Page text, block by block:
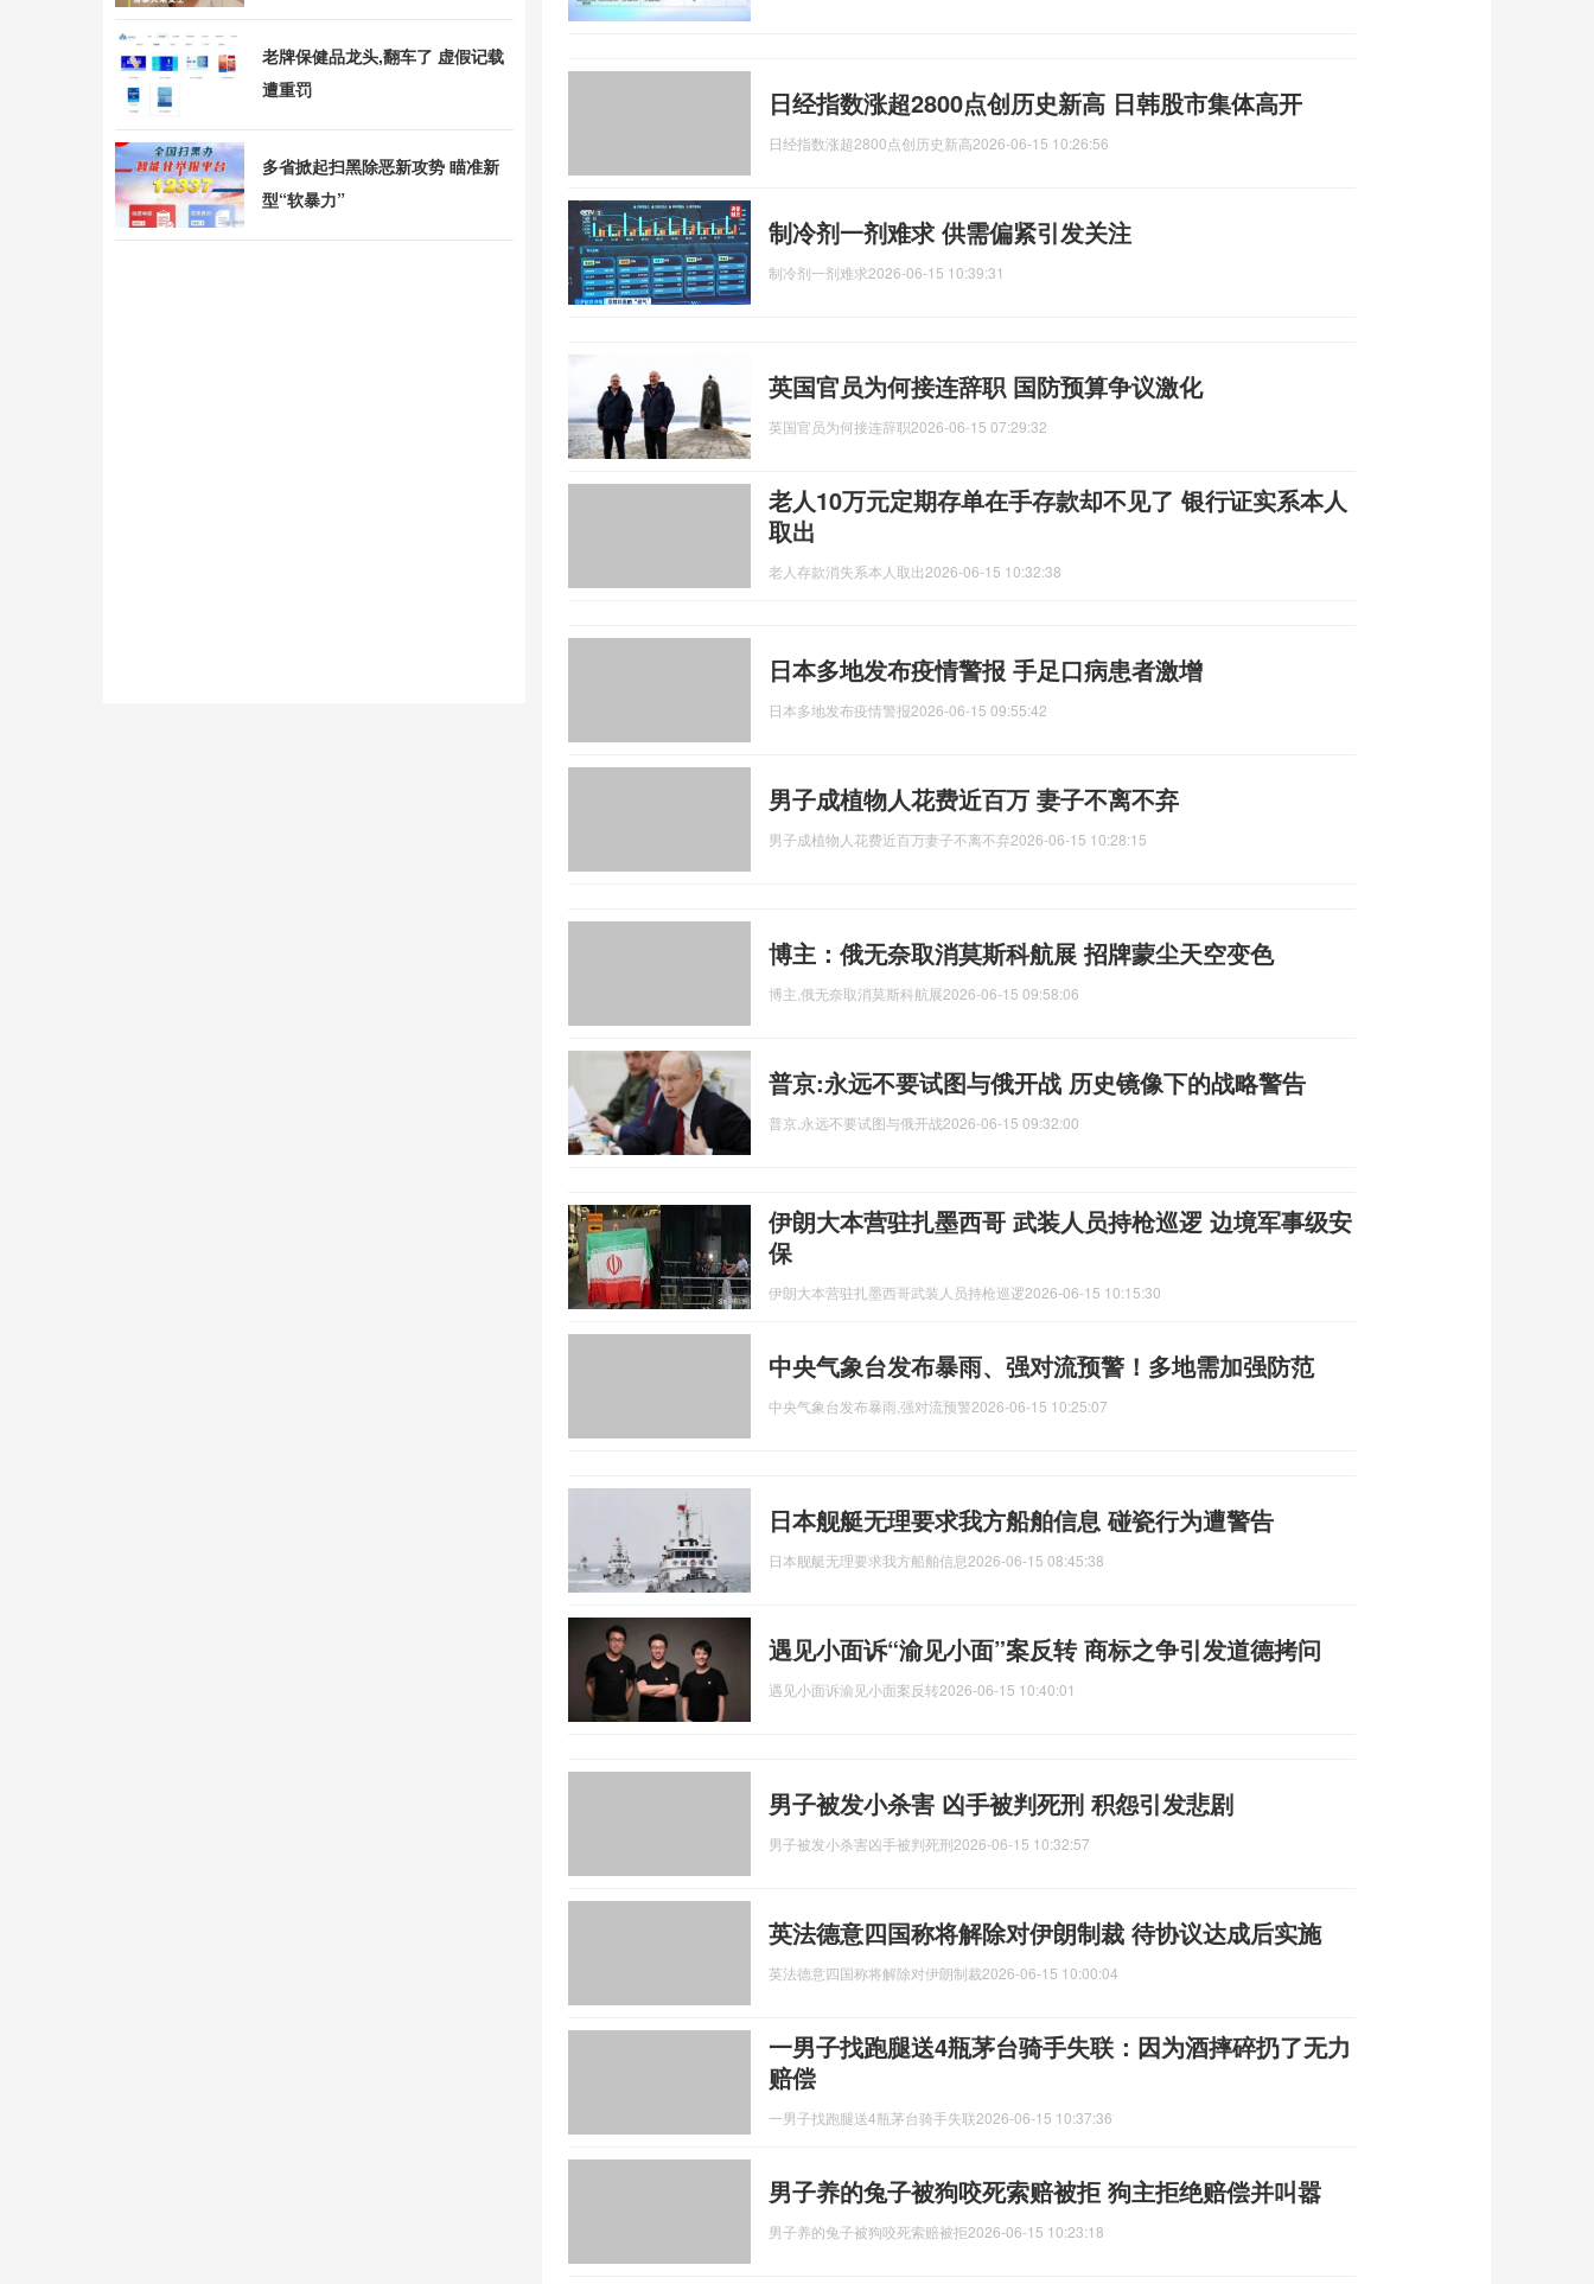
日经指数涨超2800点创历史新高 日韩股市集体高开
日经指数涨超2800点创历史新高2026-06-15 10:26:56
制冷剂一剂难求 供需偏紧引发关注
制冷剂一剂难求2026-06-15 10:39:31
英国官员为何接连辞职 国防预算争议激化
英国官员为何接连辞职2026-06-15 07:29:32
老人10万元定期存单在手存款却不见了 银行证实系本人
取出
老人存款消失系本人取出2026-06-15 10:32:38
日本多地发布疫情警报 手足口病患者激增
日本多地发布疫情警报2026-06-15 09:55:42
男子成植物人花费近百万 妻子不离不弃
男子成植物人花费近百万妻子不离不弃2026-06-15 10:28:15
博主：俄无奈取消莫斯科航展 招牌蒙尘天空变色
博主,俄无奈取消莫斯科航展2026-06-15 09:58:06
普京:永远不要试图与俄开战 历史镜像下的战略警告
普京,永远不要试图与俄开战2026-06-15 09:32:00
伊朗大本营驻扎墨西哥 武装人员持枪巡逻 边境军事级安
保
伊朗大本营驻扎墨西哥武装人员持枪巡逻2026-06-15 10:15:30
中央气象台发布暴雨、强对流预警！多地需加强防范
中央气象台发布暴雨,强对流预警2026-06-15 10:25:07
日本舰艇无理要求我方船舶信息 碰瓷行为遭警告
日本舰艇无理要求我方船舶信息2026-06-15 08:45:38
遇见小面诉“渝见小面”案反转 商标之争引发道德拷问
遇见小面诉渝见小面案反转2026-06-15 10:40:01
男子被发小杀害 凶手被判死刑 积怨引发悲剧
男子被发小杀害凶手被判死刑2026-06-15 10:32:57
英法德意四国称将解除对伊朗制裁 待协议达成后实施
英法德意四国称将解除对伊朗制裁2026-06-15 10:00:04
一男子找跑腿送4瓶茅台骑手失联：因为酒摔碎扔了无力
赔偿
一男子找跑腿送4瓶茅台骑手失联2026-06-15 10:37:36
男子养的兔子被狗咬死索赔被拒 狗主拒绝赔偿并叫嚣
男子养的兔子被狗咬死索赔被拒2026-06-15 10:23:18
老牌保健品龙头,翻车了 虚假记载
遭重罚
多省掀起扫黑除恶新攻势 瞄准新
型“软暴力”